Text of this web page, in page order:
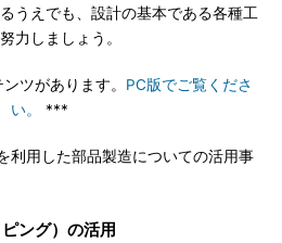
うえでも、設計の基本である各種工
力しましょう。
ツがあります。 PC版でご覧くださ
い。
***
用した部品製造についての活用事
ング）の活用